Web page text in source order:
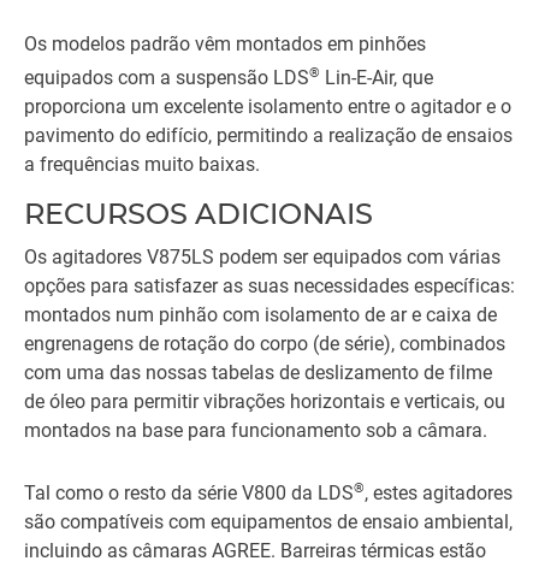
Os modelos padrão vêm montados em pinhões
equipados com a suspensão LDS® Lin-E-Air, que
proporciona um excelente isolamento entre o agitador e o
pavimento do edifício, permitindo a realização de ensaios
a frequências muito baixas.
RECURSOS ADICIONAIS
Os agitadores V875LS podem ser equipados com várias
opções para satisfazer as suas necessidades específicas:
montados num pinhão com isolamento de ar e caixa de
engrenagens de rotação do corpo (de série), combinados
com uma das nossas tabelas de deslizamento de filme
de óleo para permitir vibrações horizontais e verticais, ou
montados na base para funcionamento sob a câmara.
Tal como o resto da série V800 da LDS®, estes agitadores
são compatíveis com equipamentos de ensaio ambiental,
incluindo as câmaras AGREE. Barreiras térmicas estão